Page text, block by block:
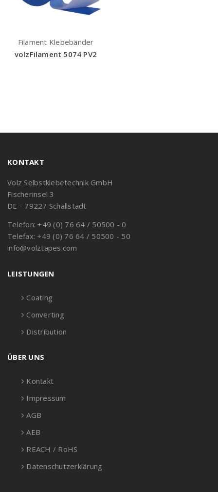
Filament Klebebänder
volzFilament 5074 PV2
KONTAKT
Volz Selbstklebetechnik GmbH
Fischerinsel 3
DE - 79227 Schallstadt
Telefon: +49 (0) 76 64 / 50500 - 0
Telefax: +49 (0) 76 64 / 50500 - 50
info@volztapes.com
LEISTUNGEN
Coating
Converting
Distribution
ÜBER UNS
Kontakt
Impressum
AGB
AEB
REACH / RoHS
Datenschutzerklärung